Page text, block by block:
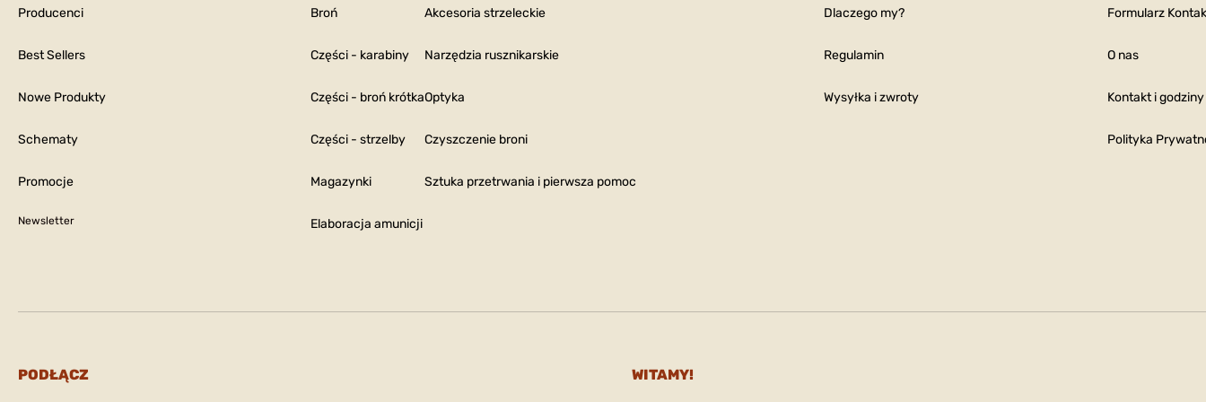
Producenci
Best Sellers
Nowe Produkty
Schematy
Promocje
Newsletter
Broń
Części - karabiny
Części - broń krótka
Części - strzelby
Magazynki
Elaboracja amunicji
Akcesoria strzeleckie
Narzędzia rusznikarskie
Optyka
Czyszczenie broni
Sztuka przetrwania i pierwsza pomoc
Dlaczego my?
Regulamin
Wysyłka i zwroty
Formularz
O nas
Kontakt i
Polityka
PODŁĄCZ WITAMY!